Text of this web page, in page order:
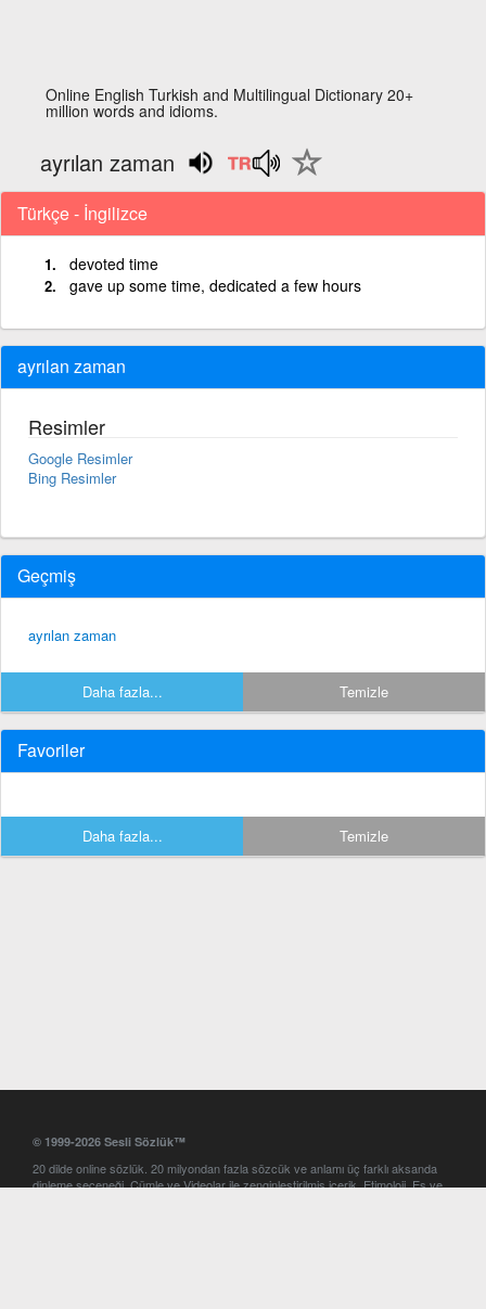
Online English Turkish and Multilingual Dictionary 20+
million words and idioms.
ayrılan zaman
Türkçe - İngilizce
devoted time
gave up some time, dedicated a few hours
ayrılan zaman
Resimler
Google Resimler
Bing Resimler
Geçmiş
ayrılan zaman
Daha fazla... Temizle
Favoriler
Daha fazla... Temizle
© 1999-2026 Sesli Sözlük™
20 dilde online sözlük. 20 milyondan fazla sözcük ve anlamı üç farklı aksanda
dinleme seçeneği. Cümle ve Videolar ile zenginleştirilmiş içerik. Etimoloji, Eş ve